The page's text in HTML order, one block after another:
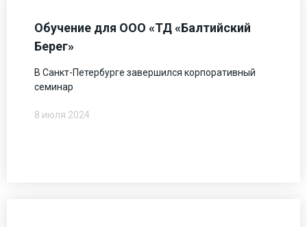
Обучение для ООО «ТД «Балтийский
Берег»
В Санкт-Петербурге завершился корпоративный
семинар
8 июля 2024